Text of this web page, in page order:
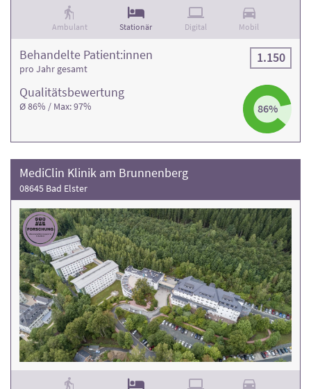
Ambulant Stationär Digital Mobil
Qualitäts­bewertung
Ø 86% / Max: 97% 86%
Behandelte Patient:innen
pro Jahr gesamt
1.150
MediClin Klinik am Brunnenberg
08645 Bad Elster